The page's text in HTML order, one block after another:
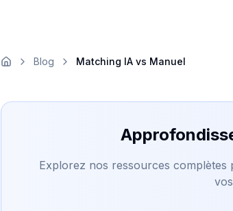
Blog Matching IA vs Manuel
Explorez nos ressources